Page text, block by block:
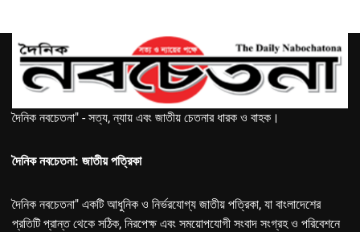
দৈনিক নবচেতনা" - সত্য, ন্যায় এবং জাতীয় চেতনার ধারক ও বাহক।
দৈনিক নবচেতনা: জাতীয় পত্রিকা
দৈনিক নবচেতনা" একটি আধুনিক ও নির্ভরযোগ্য জাতীয় পত্রিকা, যা বাংলাদেশের
প্রতিটি প্রান্ত থেকে সঠিক, নিরপেক্ষ এবং সময়োপযোগী সংবাদ সংগ্রহ ও পরিবেশনে